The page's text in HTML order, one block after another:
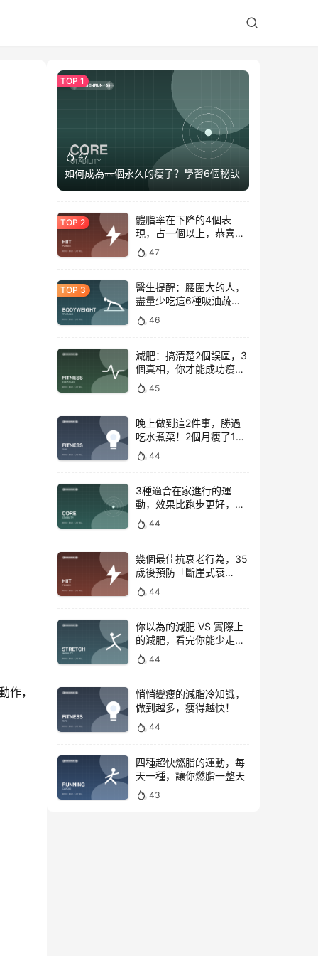
作，
47
如何成為一個永久的瘦子？學習6個秘訣
體脂率在下降的4個表
現，占一個以上，恭喜你
正在變瘦
47
醫生提醒：腰圍大的人，
盡量少吃這6種吸油蔬
菜！46
減肥：搞清楚2個誤區，3
個真相，你才能成功瘦下
來！45
晚上做到這2件事，勝過
吃水煮菜！2個月瘦了15
斤，腰圍下降6cm
44
3種適合在家進行的運
動，效果比跑步更好，是
公認的脂肪殺手！
44
幾個最佳抗衰老行為，35
歲後預防「斷崖式衰
老」！
44
你以為的減肥 VS 實際上
的減肥，看完你能少走彎
路 44
悄悄變瘦的減脂冷知識，
做到越多，瘦得越快！
44
四種超快燃脂的運動，每
天一種，讓你燃脂一整天
43